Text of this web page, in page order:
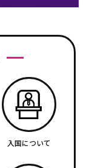
入国について